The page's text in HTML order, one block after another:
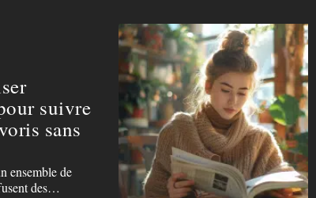
suivre
sans
ensemble de
des…